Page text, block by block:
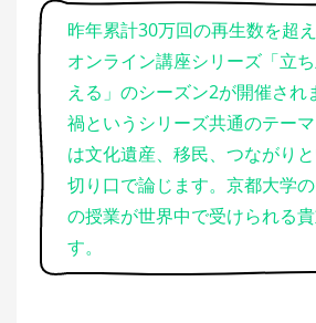
昨年累計30万回の再生数を超
オンライン講座シリーズ「立
える」のシーズン2が開催され
禍というシリーズ共通のテー
は文化遺産、移民、つながり
切り口で論じます。京都大学
の授業が世界中で受けられる
す。